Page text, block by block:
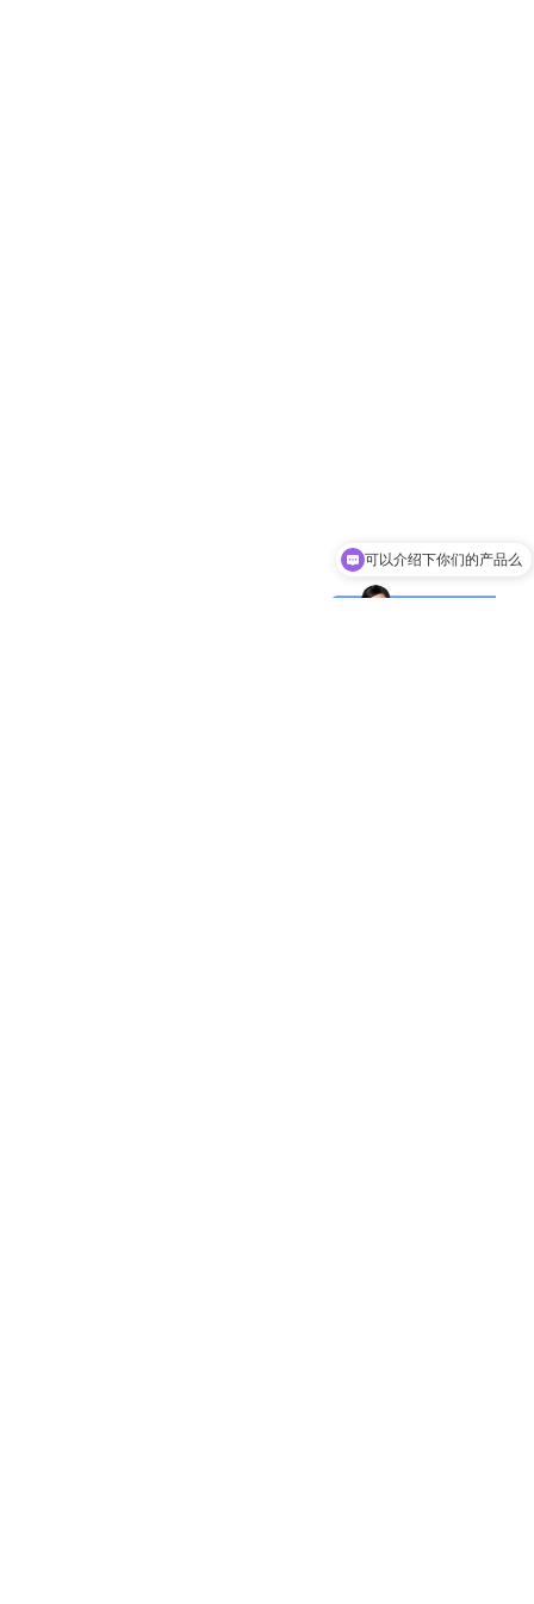
可以介绍下你们的产品么